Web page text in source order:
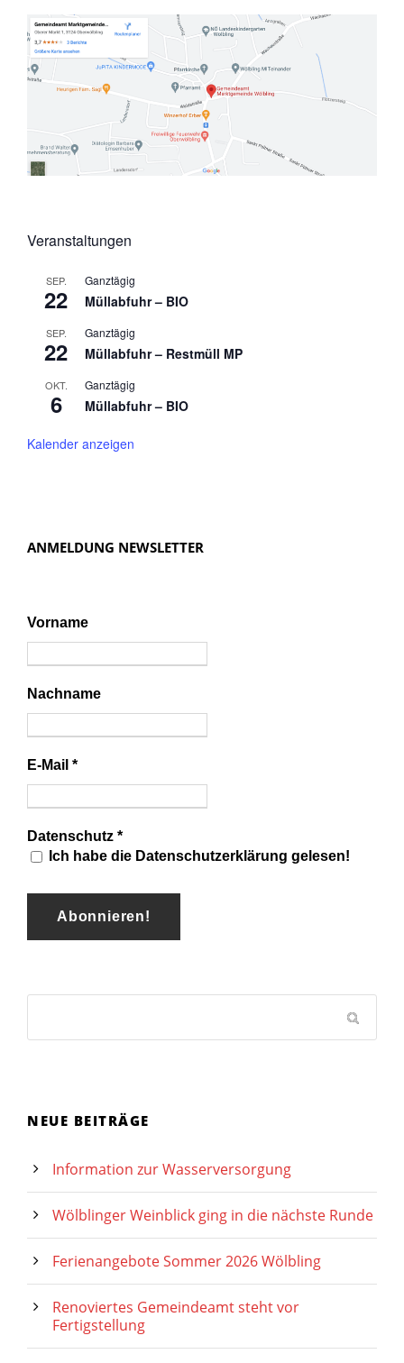
Veranstaltungen
SEP.
22
Ganztägig
Müllabfuhr – BIO
SEP.
22
Ganztägig
Müllabfuhr – Restmüll MP
OKT.
6
Ganztägig
Müllabfuhr – BIO
Kalender anzeigen
ANMELDUNG NEWSLETTER
Vorname
Nachname
E-Mail *
Datenschutz *
Ich habe die Datenschutzerklärung gelesen!
NEUE BEITRÄGE
Information zur Wasserversorgung
Wölblinger Weinblick ging in die nächste Runde
Ferienangebote Sommer 2026 Wölbling
Renoviertes Gemeindeamt steht vor
Fertigstellung